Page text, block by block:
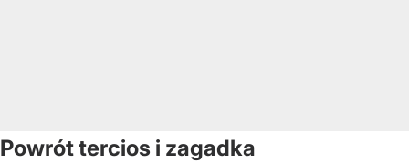
Powrót tercios i zagadka